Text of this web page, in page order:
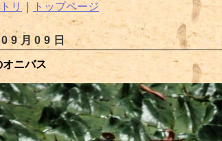
リ トップページ
月09日
ニバス